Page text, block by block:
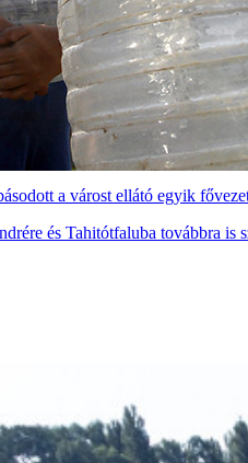
a várost ellátó egyik
és Tahitótfaluba továbbra